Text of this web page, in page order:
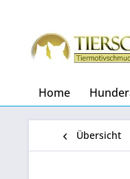
Home
Übersicht